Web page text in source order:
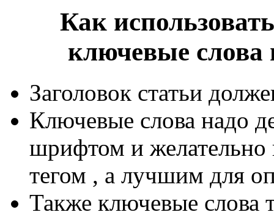
Как
ключевые слова
Заголовок статьи
Ключевые слова надо
шрифтом и желательно
тегом , а лучшим для
Также ключевые слова